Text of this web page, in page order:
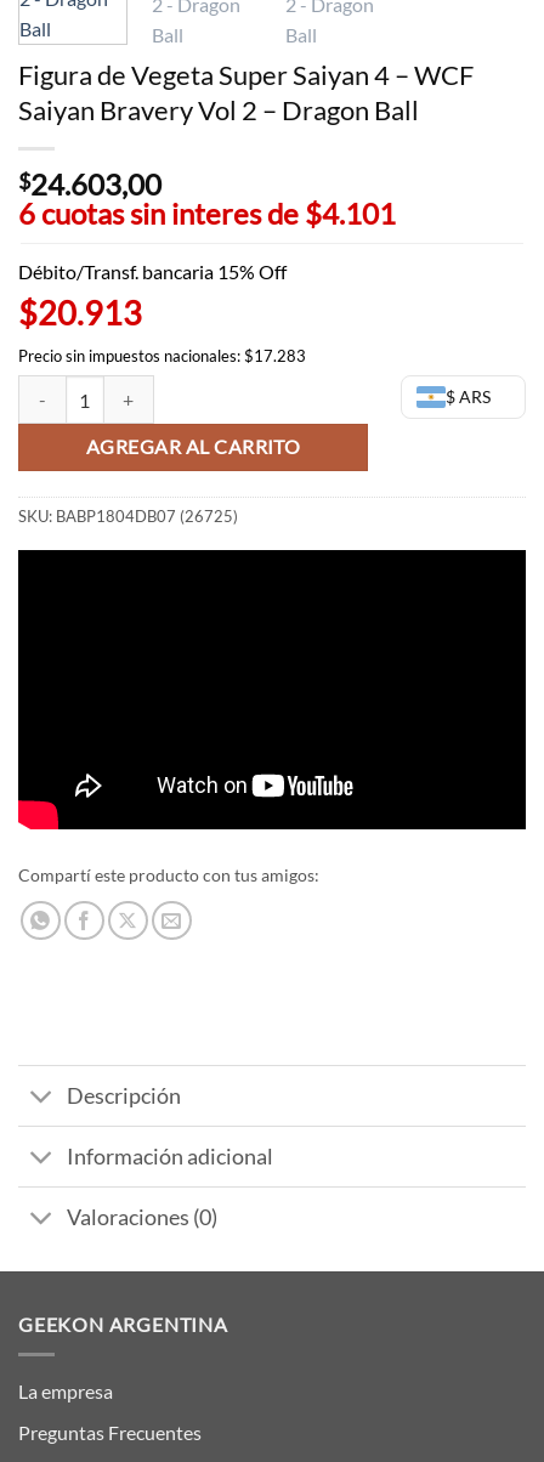
Figura de Vegeta Super Saiyan 4 – WCF
Saiyan Bravery Vol 2 – Dragon Ball
$24.603,00
6 cuotas sin interes de $4.101
Débito/Transf. bancaria 15% Off
$20.913
Precio sin impuestos nacionales: $17.283
$ ARS
Figura de Vegeta Super Saiyan 4 - WCF Saiyan Bravery Vol 2 -
AGREGAR AL CARRITO
SKU: BABP1804DB07 (26725)
Compartí este producto con tus amigos:
Descripción
Información adicional
Valoraciones (0)
GEEKON ARGENTINA
La empresa
Preguntas Frecuentes